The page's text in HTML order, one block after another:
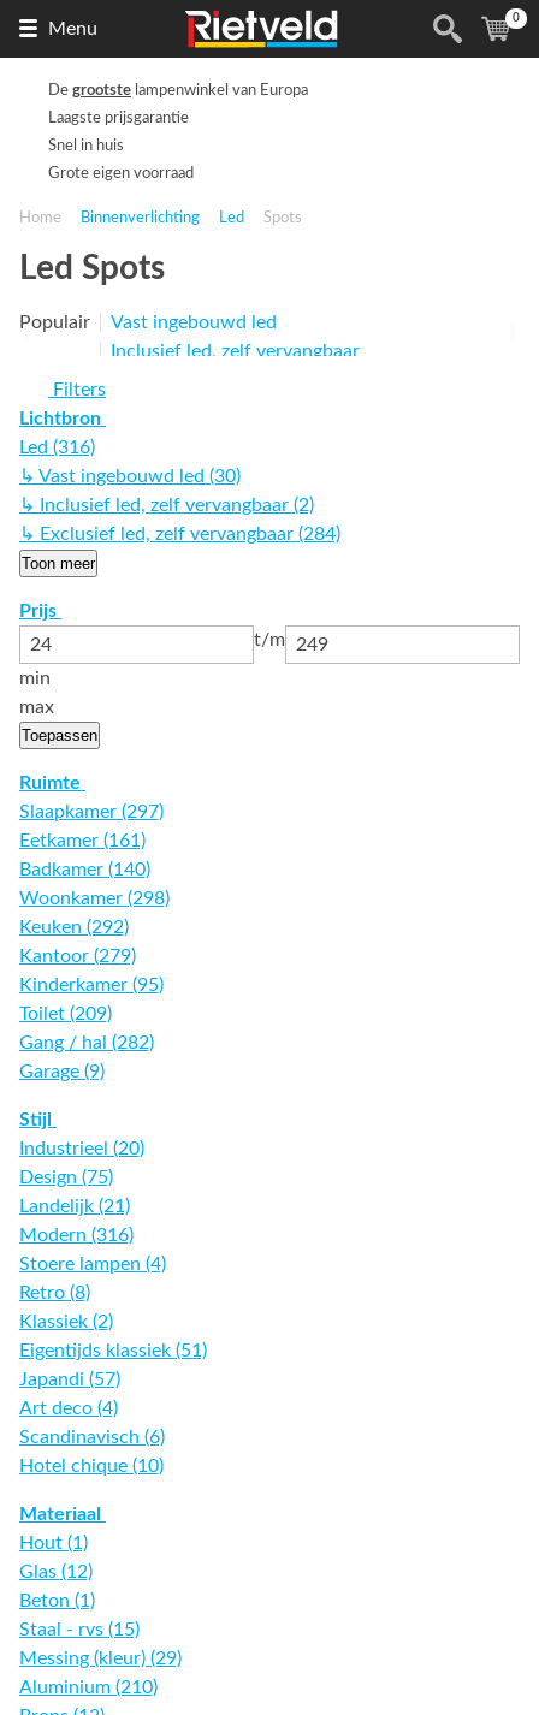
Menu
de
(
0
De grootste lampenwinkel van Europa
Laagste prijsgarantie
Snel in huis
Grote eigen voorraad
Home Binnenverlichting Led Spots
Led Spots
Populair
Vast ingebouwd led
Inclusief led, zelf vervangbaar
Filters
Lichtbron
Led (316)
↳ Vast ingebouwd led (30)
↳ Inclusief led, zelf vervangbaar (2)
↳ Exclusief led, zelf vervangbaar (284)
Toon meer
Prijs
t/m
min
max
Toepassen
Ruimte
Slaapkamer (297)
Eetkamer (161)
Badkamer (140)
Woonkamer (298)
Keuken (292)
Kantoor (279)
Kinderkamer (95)
Toilet (209)
Gang / hal (282)
Garage (9)
Stijl
Industrieel (20)
Design (75)
Landelijk (21)
Modern (316)
Stoere lampen (4)
Retro (8)
Klassiek (2)
Eigentijds klassiek (51)
Japandi (57)
Art deco (4)
Scandinavisch (6)
Hotel chique (10)
Materiaal
Hout (1)
Glas (12)
Beton (1)
Staal - rvs (15)
Messing (kleur) (29)
Aluminium (210)